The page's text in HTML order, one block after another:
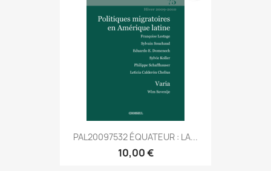
PAL20097532 ÉQUATEUR : LA...
10,00 €